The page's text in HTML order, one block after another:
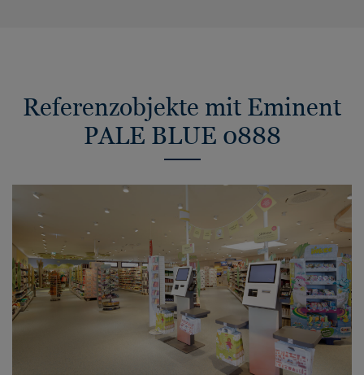
Referenzobjekte mit Eminent
PALE BLUE 0888